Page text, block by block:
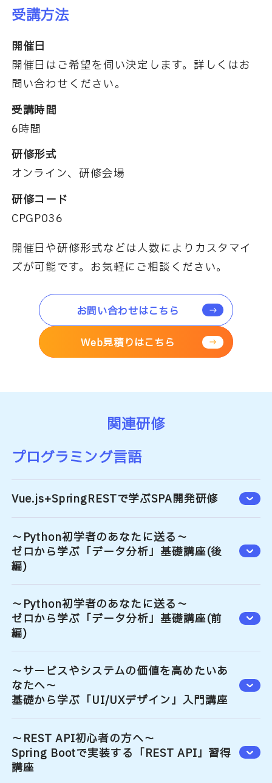
受講方法
開催日
開催日はご希望を伺い決定します。詳しくはお
問い合わせください。
受講時間
6時間
研修形式
オンライン、研修会場
研修コード
CPGP036
開催日や研修形式などは人数によりカスタマイ
ズが可能です。お気軽にご相談ください。
お問い合わせはこちら
Web見積りはこちら
関連研修
プログラミング言語
Vue.js+SpringRESTで学ぶSPA開発研修
～Python初学者のあなたに送る～
ゼロから学ぶ「データ分析」基礎講座(後
編)
～Python初学者のあなたに送る～
ゼロから学ぶ「データ分析」基礎講座(前
編)
～サービスやシステムの価値を高めたいあ
なたへ～
基礎から学ぶ「UI/UXデザイン」入門講座
～REST API初心者の方へ～
Spring Bootで実装する「REST API」習得
講座